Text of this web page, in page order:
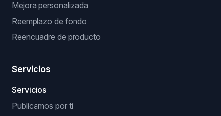
Mejora personalizada
Reemplazo de fondo
Reencuadre de producto
Servicios
Servicios
Publicamos por ti